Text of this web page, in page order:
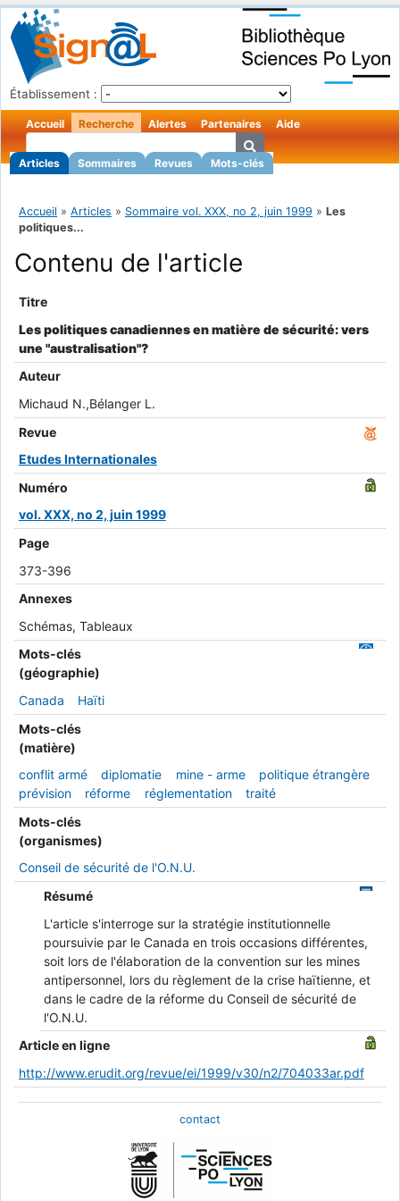
Établissement :
Accueil Recherche
Articles Sommaires Revues Mots-clés
Alertes Partenaires Aide
Accueil » Articles » Sommaire vol. XXX, no 2, juin 1999 » Les
politiques...
Contenu de l'article
Titre
Les politiques canadiennes en matière de sécurité: vers
une "australisation"?
Auteur
Michaud N.,Bélanger L.
Revue
Etudes Internationales
Numéro
vol. XXX, no 2, juin 1999
Page
373-396
Annexes
Schémas, Tableaux
Mots-clés
(géographie)
Canada
Haïti
Mots-clés
(matière)
conflit armé
diplomatie mine - arme
politique étrangère
prévision
réforme réglementation
traité
Mots-clés
(organismes)
Conseil de sécurité de l'O.N.U.
Résumé
L'article s'interroge sur la stratégie institutionnelle
poursuivie par le Canada en trois occasions différentes,
soit lors de l'élaboration de la convention sur les mines
antipersonnel, lors du règlement de la crise haïtienne, et
dans le cadre de la réforme du Conseil de sécurité de
l'O.N.U.
Article en ligne
http://www.erudit.org/revue/ei/1999/v30/n2/704033ar.pdf
contact